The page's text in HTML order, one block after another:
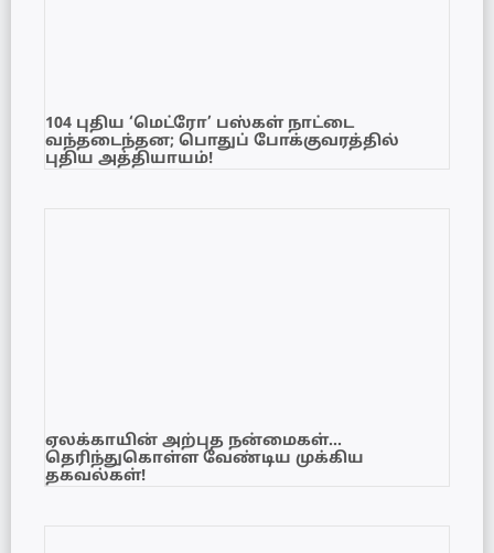
104 புதிய ‘மெட்ரோ’ பஸ்கள் நாட்டை
வந்தடைந்தன; பொதுப் போக்குவரத்தில்
புதிய அத்தியாயம்!
ஏலக்காயின் அற்புத நன்மைகள்…
தெரிந்துகொள்ள வேண்டிய முக்கிய
தகவல்கள்!